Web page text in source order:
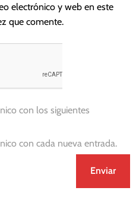
electrónico y web en este
que comente.
con los siguientes
con cada nueva entrada.